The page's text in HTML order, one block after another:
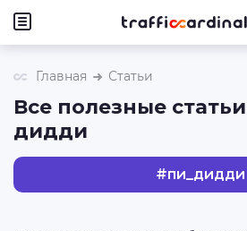
Главная Статьи
Все полезные
дидди
#пи_дидди